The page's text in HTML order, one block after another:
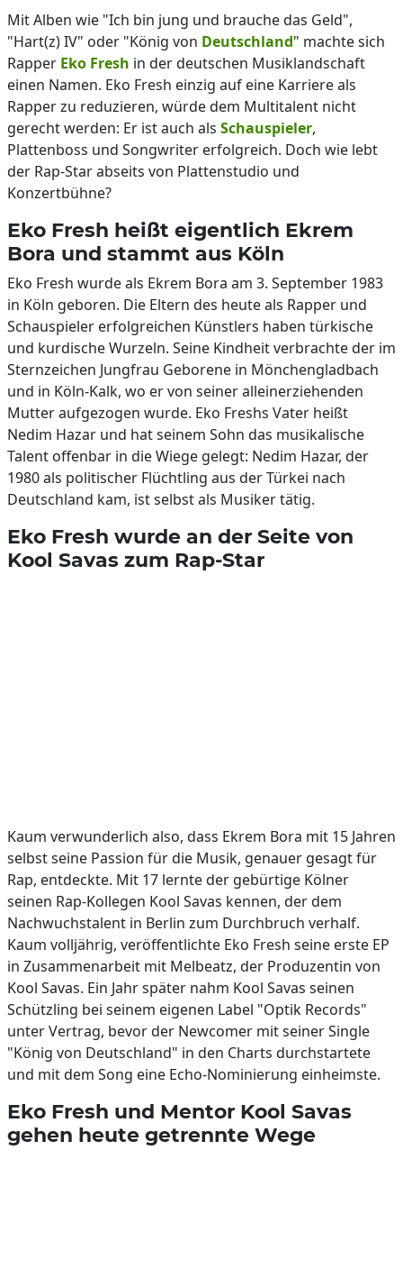
Mit Alben wie "Ich bin jung und brauche das Geld",
"Hart(z) IV" oder "König von Deutschland" machte sich
Rapper Eko Fresh in der deutschen Musiklandschaft
einen Namen. Eko Fresh einzig auf eine Karriere als
Rapper zu reduzieren, würde dem Multitalent nicht
gerecht werden: Er ist auch als Schauspieler,
Plattenboss und Songwriter erfolgreich. Doch wie lebt
der Rap-Star abseits von Plattenstudio und
Konzertbühne?
Eko Fresh heißt eigentlich Ekrem
Bora und stammt aus Köln
Eko Fresh wurde als Ekrem Bora am 3. September 1983
in Köln geboren. Die Eltern des heute als Rapper und
Schauspieler erfolgreichen Künstlers haben türkische
und kurdische Wurzeln. Seine Kindheit verbrachte der im
Sternzeichen Jungfrau Geborene in Mönchengladbach
und in Köln-Kalk, wo er von seiner alleinerziehenden
Mutter aufgezogen wurde. Eko Freshs Vater heißt
Nedim Hazar und hat seinem Sohn das musikalische
Talent offenbar in die Wiege gelegt: Nedim Hazar, der
1980 als politischer Flüchtling aus der Türkei nach
Deutschland kam, ist selbst als Musiker tätig.
Eko Fresh wurde an der Seite von
Kool Savas zum Rap-Star
Kaum verwunderlich also, dass Ekrem Bora mit 15 Jahren
selbst seine Passion für die Musik, genauer gesagt für
Rap, entdeckte. Mit 17 lernte der gebürtige Kölner
seinen Rap-Kollegen Kool Savas kennen, der dem
Nachwuchstalent in Berlin zum Durchbruch verhalf.
Kaum volljährig, veröffentlichte Eko Fresh seine erste EP
in Zusammenarbeit mit Melbeatz, der Produzentin von
Kool Savas. Ein Jahr später nahm Kool Savas seinen
Schützling bei seinem eigenen Label "Optik Records"
unter Vertrag, bevor der Newcomer mit seiner Single
"König von Deutschland" in den Charts durchstartete
und mit dem Song eine Echo-Nominierung einheimste.
Eko Fresh und Mentor Kool Savas
gehen heute getrennte Wege